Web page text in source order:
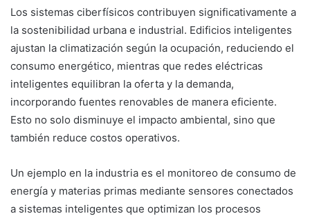
Los sistemas ciberfísicos contribuyen significativamente a
la sostenibilidad urbana e industrial. Edificios inteligentes
ajustan la climatización según la ocupación, reduciendo el
consumo energético, mientras que redes eléctricas
inteligentes equilibran la oferta y la demanda,
incorporando fuentes renovables de manera eficiente.
Esto no solo disminuye el impacto ambiental, sino que
también reduce costos operativos.
Un ejemplo en la industria es el monitoreo de consumo de
energía y materias primas mediante sensores conectados
a sistemas inteligentes que optimizan los procesos